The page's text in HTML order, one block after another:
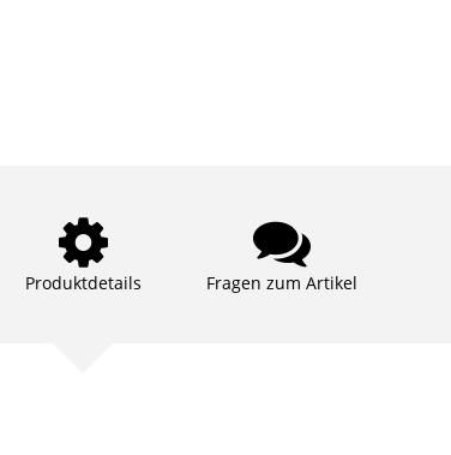
Produktdetails Fragen zum Artikel